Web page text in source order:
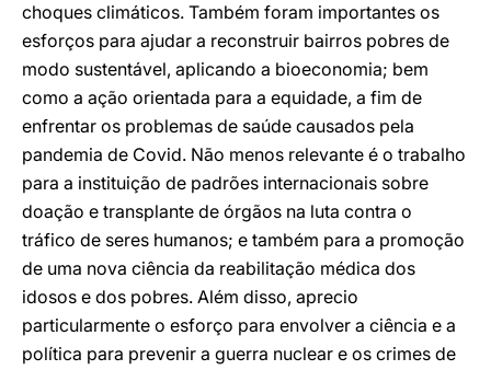
choques climáticos. Também foram importantes os
esforços para ajudar a reconstruir bairros pobres de
modo sustentável, aplicando a bioeconomia; bem
como a ação orientada para a equidade, a fim de
enfrentar os problemas de saúde causados pela
pandemia de Covid. Não menos relevante é o trabalho
para a instituição de padrões internacionais sobre
doação e transplante de órgãos na luta contra o
tráfico de seres humanos; e também para a promoção
de uma nova ciência da reabilitação médica dos
idosos e dos pobres. Além disso, aprecio
particularmente o esforço para envolver a ciência e a
política para prevenir a guerra nuclear e os crimes de